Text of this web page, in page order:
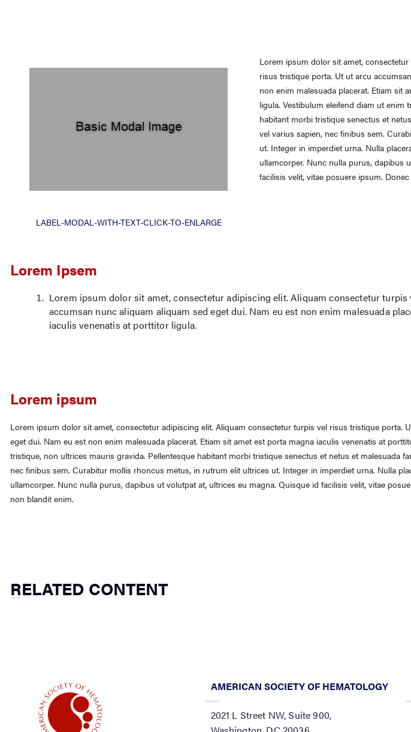
LABEL-MODAL-WITH-TEXT-CLICK-TO-ENLARGE
Lorem ipsum dolor sit amet,
risus tristique porta. Ut ut arcu
non enim malesuada placerat. Etiam sit
ligula. Vestibulum eleifend diam ut enim
habitant morbi tristique senectus et
vel varius sapien, nec finibus sem.
ut. Integer in imperdiet urna. Nulla
ullamcorper. Nunc nulla purus, dapibus
facilisis velit, vitae posuere ipsum.
Lorem Ipsem
Lorem ipsum dolor sit amet, consectetur adipiscing elit. Aliquam consectetur
accumsan nunc aliquam aliquam sed eget dui. Nam eu est non enim malesuada
iaculis venenatis at porttitor ligula.
Lorem ipsum
Lorem ipsum dolor sit amet, consectetur adipiscing elit. Aliquam consectetur turpis vel risus tristique porta.
eget dui. Nam eu est non enim malesuada placerat. Etiam sit amet est porta magna iaculis venenatis at
tristique, non ultrices mauris gravida. Pellentesque habitant morbi tristique senectus et netus et malesuada
nec finibus sem. Curabitur mollis rhoncus metus, in rutrum elit ultrices ut. Integer in imperdiet urna. Nulla
ullamcorper. Nunc nulla purus, dapibus ut volutpat at, ultrices eu magna. Quisque id facilisis velit, vitae
non blandit enim.
RELATED CONTENT
AMERICAN SOCIETY OF HEMATOLOGY
2021 L Street NW, Suite 900,